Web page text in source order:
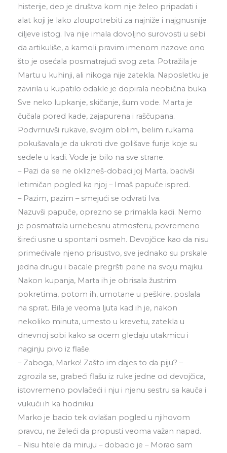
histerije, deo je društva kom nije želeo pripadati i
alat koji je lako zloupotrebiti za najniže i najgnusnije
ciljeve istog. Iva nije imala dovoljno surovosti u sebi
da artikuliše, a kamoli pravim imenom nazove ono
što je osećala posmatrajući svog zeta. Potražila je
Martu u kuhinji, ali nikoga nije zatekla. Naposletku je
zavirila u kupatilo odakle je dopirala neobična buka.
Sve neko lupkanje, skičanje, šum vode. Marta je
čučala pored kade, zajapurena i raščupana.
Podvrnuvši rukave, svojim oblim, belim rukama
pokušavala je da ukroti dve golišave furije koje su
sedele u kadi. Vode je bilo na sve strane.
– Pazi da se ne oklizneš-dobaci joj Marta, bacivši
letimičan pogled ka njoj – Imaš papuče ispred.
– Pazim, pazim – smejući se odvrati Iva.
Nazuvši papuče, oprezno se primakla kadi. Nemo
je posmatrala urnebesnu atmosferu, povremeno
šireći usne u spontani osmeh. Devojčice kao da nisu
primećivale njeno prisustvo, sve jednako su prskale
jedna drugu i bacale pregršti pene na svoju majku.
Nakon kupanja, Marta ih je obrisala žustrim
pokretima, potom ih, umotane u peškire, poslala
na sprat. Bila je veoma ljuta kad ih je, nakon
nekoliko minuta, umesto u krevetu, zatekla u
dnevnoj sobi kako sa ocem gledaju utakmicu i
naginju pivo iz flaše.
– Zaboga, Marko! Zašto im dajes to da piju? –
zgrozila se, grabeći flašu iz ruke jedne od devojčica,
istovremeno povlačeći i nju i njenu sestru sa kauča i
vukući ih ka hodniku.
Marko je bacio tek ovlašan pogled u njihovom
pravcu, ne želeći da propusti veoma važan napad.
– Nisu htele da miruju – dobacio je – Morao sam